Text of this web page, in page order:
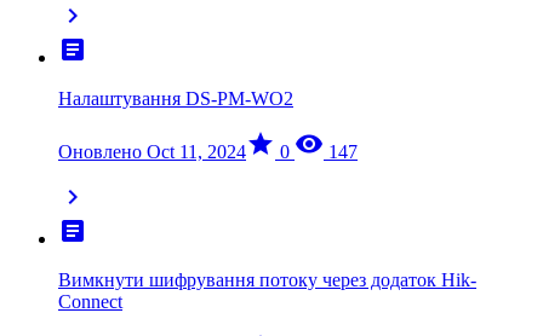
chevron_right
article
Налаштування DS-PM-WO2
Оновлено Oct 11, 2024star 0 visibility 147
chevron_right
article
Вимкнути шифрування потоку через додаток Hik-
Connect